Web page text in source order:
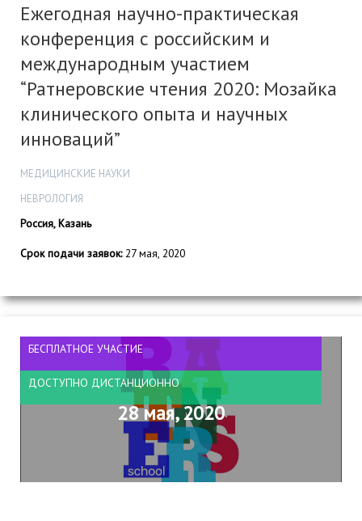
Ежегодная научно-практическая
конференция с российским и
международным участием
“Ратнеровские чтения 2020: Мозайка
клинического опыта и научных
инноваций”
МЕДИЦИНСКИЕ НАУКИ
НЕВРОЛОГИЯ
Россия, Казань
Срок подачи заявок:27 мая, 2020
БЕСПЛАТНОЕ УЧАСТИЕ
ДОСТУПНО ДИСТАНЦИОННО
28 мая, 2020